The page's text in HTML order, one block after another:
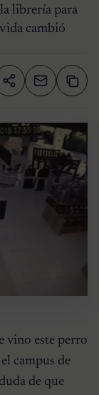
librería para
cambió
Compartir
vino este perro
campus de
de que